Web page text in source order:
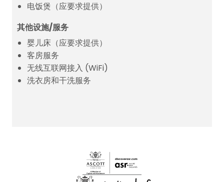
电饭煲（应要求提供）
其他设施/服务
婴儿床（应要求提供）
客房服务
无线互联网接入 (WiFi)
洗衣房和干洗服务